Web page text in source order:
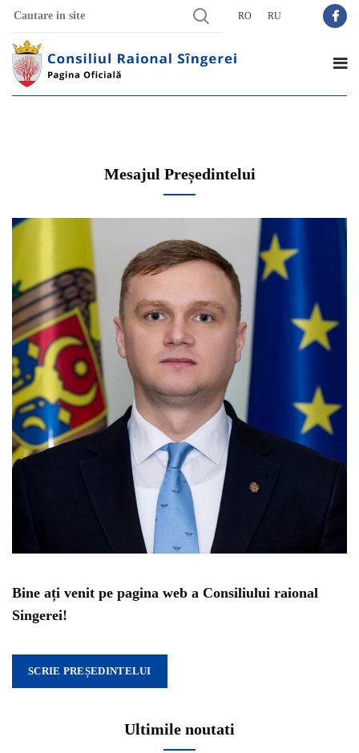
RO RU
Mesajul Președintelui
Bine ați venit pe pagina web a Consiliului raional
Singerei!
SCRIE PREȘEDINTELUI
Ultimile noutati